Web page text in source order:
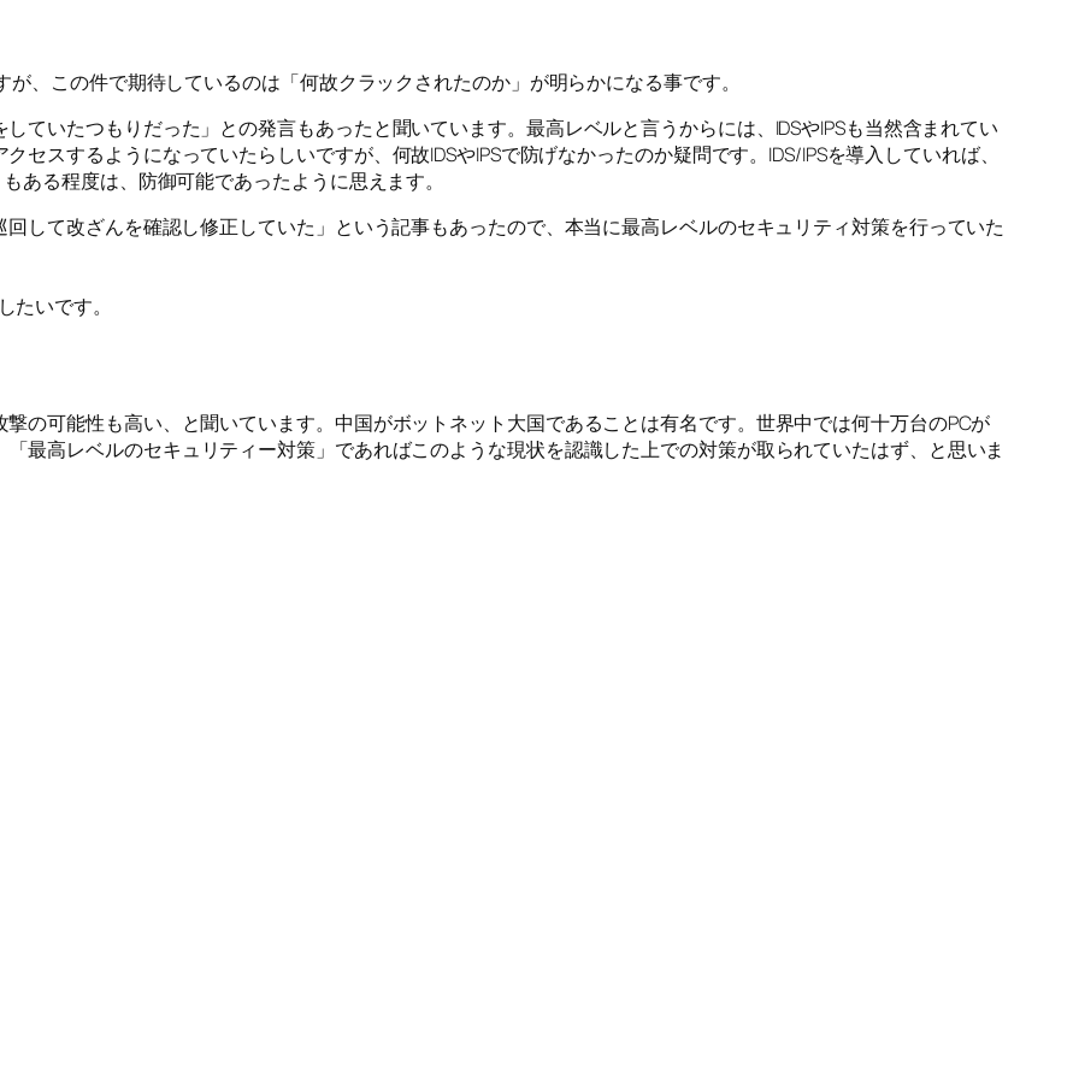
、この件で期待しているのは「何故クラックされたのか」が明らかになる事です。
ていたつもりだった」との発言もあったと聞いています。最高レベルと言うからには、IDSやIPSも当然含まれてい
セスするようになっていたらしいですが、何故IDSやIPSで防げなかったのか疑問です。IDS/IPSを導入していれば、
ある程度は、防御可能であったように思えます。
して改ざんを確認し修正していた」という記事もあったので、本当に最高レベルのセキュリティ対策を行っていた
いです。
の可能性も高い、と聞いています。中国がボットネット大国であることは有名です。世界中では何十万台のPCが
最高レベルのセキュリティー対策」であればこのような現状を認識した上での対策が取られていたはず、と思いま